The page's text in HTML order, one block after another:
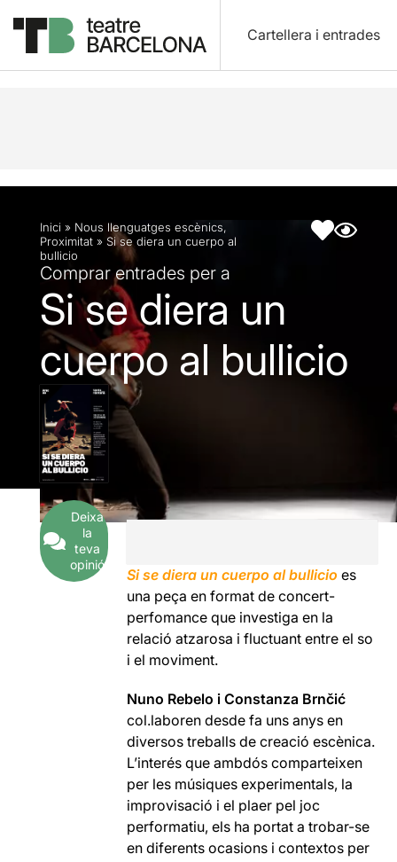
Cartellera i entrades
Descripció Fitxa artística Fotos i vídeos
Inici » Nous llenguatges escènics,
Proximitat » Si se diera un cuerpo al
bullicio
Comprar entrades per a
Si se diera un
cuerpo al bullicio
Deixa
la
teva
opinió
Si se diera un cuerpo al bullicio es
una peça en format de concert-
perfomance que investiga en la
relació atzarosa i fluctuant entre el so
i el moviment.
Nuno Rebelo i Constanza Brnčić
col.laboren desde fa uns anys en
diversos treballs de creació escènica.
L’interés que ambdós comparteixen
per les músiques experimentals, la
improvisació i el plaer pel joc
performatiu, els ha portat a trobar-se
en diferents ocasions i contextos per